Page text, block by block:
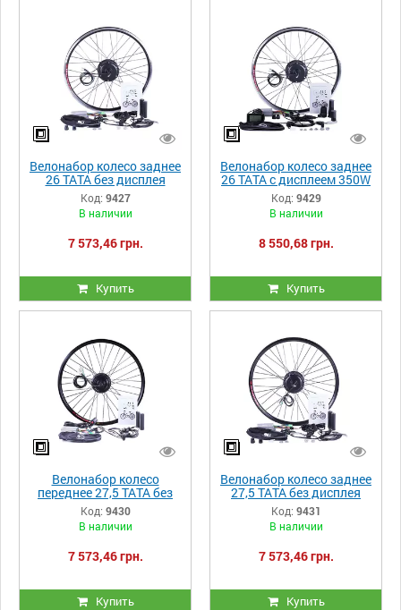
Велонабор колесо заднее
26 ТАТА без дисплея
350W
Код: 9427
В наличии
7 573,46 грн.
Купить
Велонабор колесо заднее
26 ТАТА с дисплеем 350W
Код: 9429
В наличии
8 550,68 грн.
Купить
Велонабор колесо
переднее 27,5 ТАТА без
дисплея 350W
Код: 9430
В наличии
7 573,46 грн.
Купить
Велонабор колесо заднее
27,5 ТАТА без дисплея
350W
Код: 9431
В наличии
7 573,46 грн.
Купить